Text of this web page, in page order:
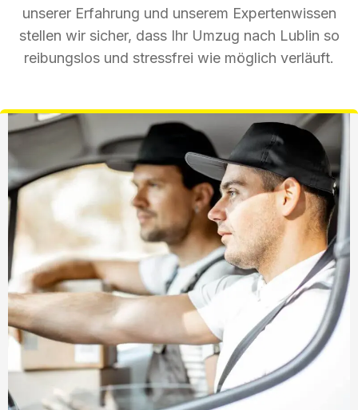
unserer Erfahrung und unserem Expertenwissen
stellen wir sicher, dass Ihr Umzug nach Lublin so
reibungslos und stressfrei wie möglich verläuft.